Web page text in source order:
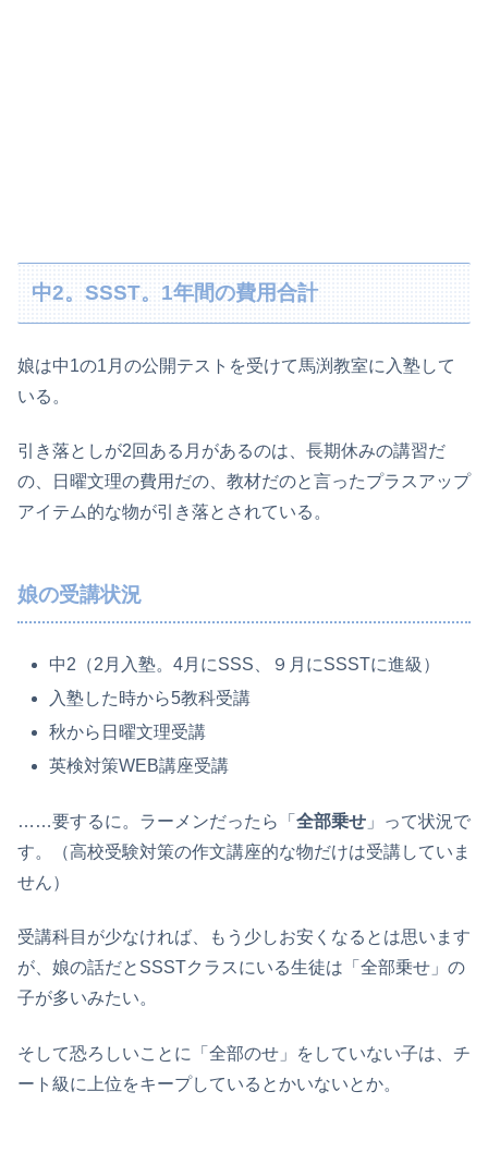
中2。SSST。1年間の費用合計
娘は中1の1月の公開テストを受けて馬渕教室に入塾して
いる。
引き落としが2回ある月があるのは、長期休みの講習だ
の、日曜文理の費用だの、教材だのと言ったプラスアップ
アイテム的な物が引き落とされている。
娘の受講状況
中2（2月入塾。4月にSSS、９月にSSSTに進級）
入塾した時から5教科受講
秋から日曜文理受講
英検対策WEB講座受講
……要するに。ラーメンだったら「 全部乗せ 」って状況で
す。（高校受験対策の作文講座的な物だけは受講していま
せん）
受講科目が少なければ、もう少しお安くなるとは思います
が、娘の話だとSSSTクラスにいる生徒は「全部乗せ」の
子が多いみたい。
そして恐ろしいことに「全部のせ」をしていない子は、チ
ート級に上位をキープしているとかいないとか。